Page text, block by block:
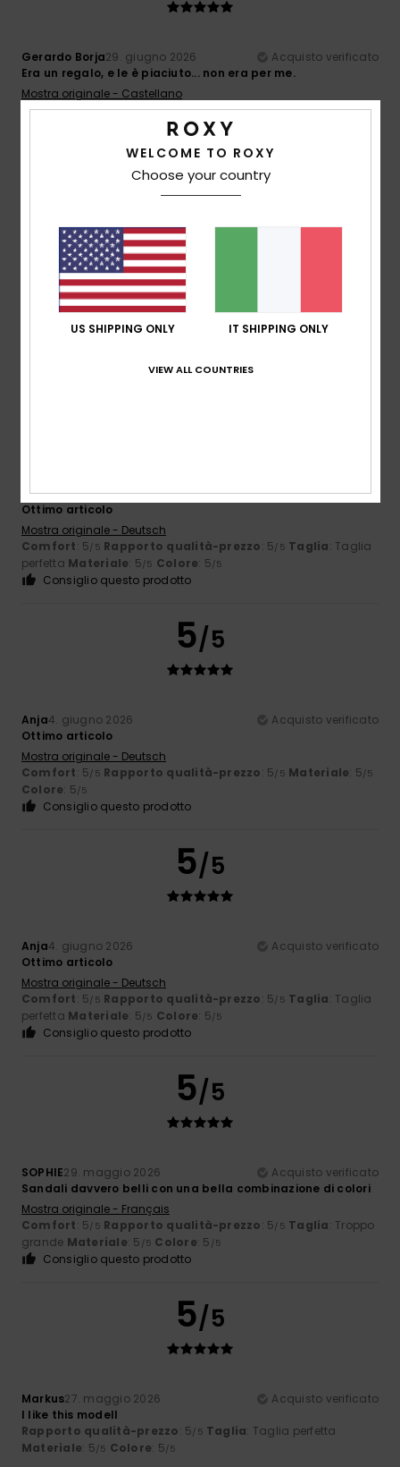
Gerardo Borja29. giugno 2026
Acquisto verificato
Era un regalo, e le è piaciuto... non era per me.
Mostra originale - Castellano
Comfort: 5/5 Rapporto qualità-prezzo: 5/5 Materiale: 5/5
5/5
16. giugno 2026
Mi piacciono i pantaloncini e sembrano comodi
Mostra originale - English
Materiale: 5 Colore
Anja4. giugno 2026
Acquisto verificato
Ottimo articolo
Mostra originale - Deutsch
Comfort: 5/5 Rapporto qualità-prezzo: 5/5 Taglia: Taglia
perfetta Materiale: 5/5 Colore: 5/5
Consiglio questo prodotto
5/5
Anja4. giugno 2026
Acquisto verificato
Ottimo articolo
Mostra originale - Deutsch
Comfort: 5/5 Rapporto qualità-prezzo: 5/5 Materiale: 5/5
Colore: 5/5
Consiglio questo prodotto
5/5
Anja4. giugno 2026
Acquisto verificato
Ottimo articolo
Mostra originale - Deutsch
Comfort: 5/5 Rapporto qualità-prezzo: 5/5 Taglia: Taglia
perfetta Materiale: 5/5 Colore: 5/5
Consiglio questo prodotto
5/5
SOPHIE29. maggio 2026
Acquisto verificato
Sandali davvero belli con una bella combinazione di colori
Mostra originale - Français
Comfort: 5/5 Rapporto qualità-prezzo: 5/5 Taglia: Troppo
grande Materiale: 5 /5 Colore: 5 /5
Consiglio questo prodotto
5/5
Markus27. maggio 2026
Acquisto verificato
I like this modell
Rapporto qualità-prezzo: 5/5 Taglia: Taglia perfetta
Materiale: 5/5 Colore: 5/5
WELCOME TO ROXY
Choose your country
US SHIPPING ONLY IT SHIPPING ONLY
VIEW ALL COUNTRIES